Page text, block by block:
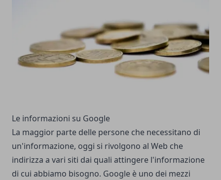
Le informazioni su Google
La maggior parte delle persone che necessitano di
un'informazione, oggi si rivolgono al Web che
indirizza a vari siti dai quali attingere l'informazione
di cui abbiamo bisogno. Google è uno dei mezzi